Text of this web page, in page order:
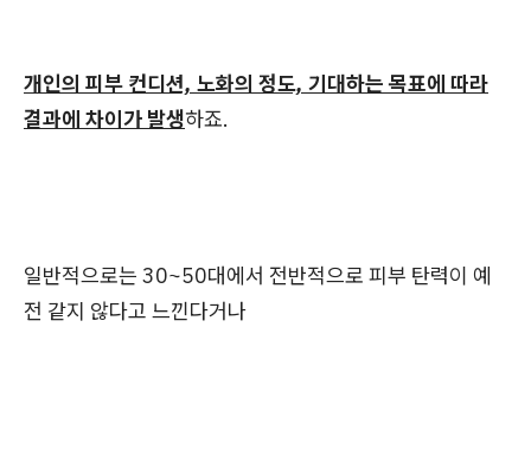
개인의 피부 컨디션, 노화의 정도, 기대하는 목표에 따라
결과에 차이가 발생하죠.
일반적으로는 30~50대에서 전반적으로 피부 탄력이 예
전 같지 않다고 느낀다거나